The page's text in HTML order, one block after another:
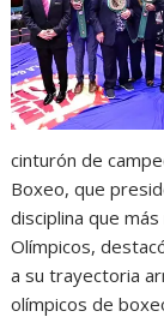
cinturón de
Boxeo, que
disciplina que
Olímpicos,
a su trayectoria
olímpicos de